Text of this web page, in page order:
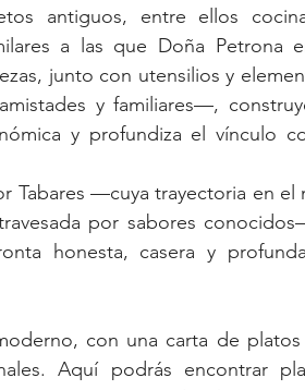
antiguos, entre ellos
a las que Doña Petrona
junto con utensilios y
y familiares—,
y profundiza el vínculo
Tabares —cuya trayectoria en
por sabores
honesta, casera y
con una carta de platos
Aquí podrás encontrar